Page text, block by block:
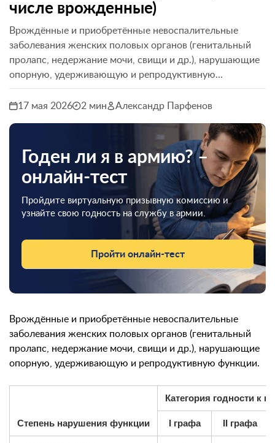
числе врожденные)
Врождённые и приобретённые невоспалительные
заболевания женских половых органов (генитальный
пролапс, недержание мочи, свищи и др.), нарушающие
опорную, удерживающую и репродуктивную...
17 мая 2026 2 мин Александр Парфенов
Годен ли я в армию? –
онлайн-тест
Пройдите виртуальную призывную комиссию и
узнайте свою годность на службу в армии.
Пройти онлайн-тест
Врождённые и приобретённые невоспалительные
заболевания женских половых органов (генитальный
пролапс, недержание мочи, свищи и др.), нарушающие
опорную, удерживающую и репродуктивную функции.
Степень нарушения функции
Категория годности к
I графа II графа